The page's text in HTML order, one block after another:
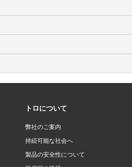
トロについて
弊社のご案内
持続可能な社会へ
製品の安全性について